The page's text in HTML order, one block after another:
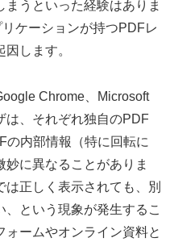
まうといった経験はありま
ケーションが持つPDFレ
します。
Chrome、Microsoft
は、それぞれ独自のPDF
の内部情報（特に回転に
に異なることがありま
正しく表示されても、別
という現象が発生するこ
ォームやオンライン資料と